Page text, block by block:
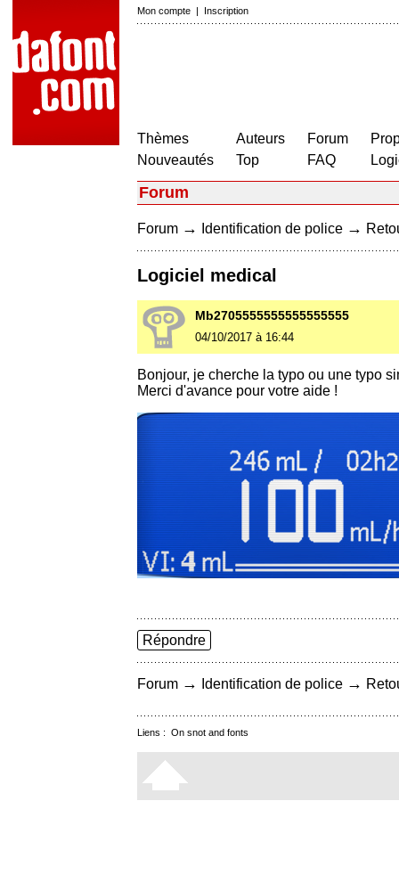
Mon compte | Inscription
Thèmes
Nouveautés
Auteurs
Top
Forum
FAQ
Forum
Forum → Identification de police →
Logiciel medical
Mb2705555555555555555
04/10/2017 à 16:44
Bonjour, je cherche la typo ou une typo
Merci d'avance pour votre aide !
Répondre
Forum → Identification de police →
Liens : On snot and fonts